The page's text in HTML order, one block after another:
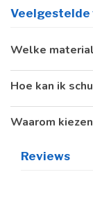
Veelgestelde
Welke
Hoe kan ik
Waarom
Reviews